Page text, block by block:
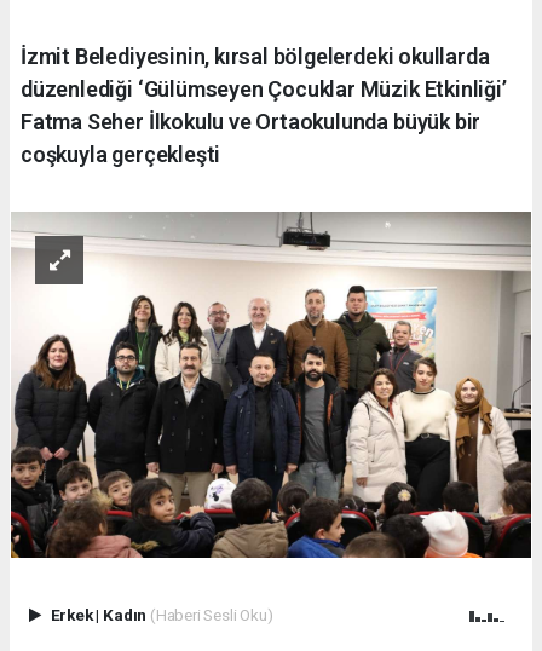
İzmit Belediyesinin, kırsal bölgelerdeki okullarda
düzenlediği ‘Gülümseyen Çocuklar Müzik Etkinliği’
Fatma Seher İlkokulu ve Ortaokulunda büyük bir
coşkuyla gerçekleşti
Erkek| Kadın (Haberi Sesli Oku)